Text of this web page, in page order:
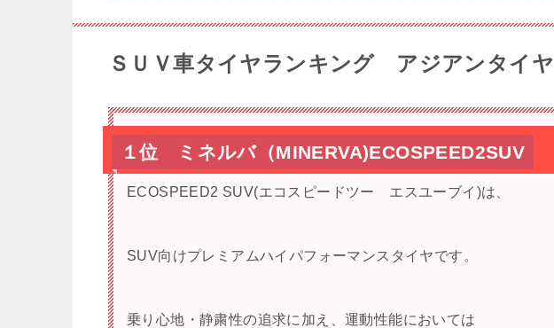
ＳＵＶ車タイヤランキング アジアンタイヤ
１位 ミネルバ（MINERVA)ECOSPEED2SUV
ECOSPEED2 SUV(エコスピードツー エスユーブイ)は、
SUV向けプレミアムハイパフォーマンスタイヤです。
乗り心地・静粛性の追求に加え、運動性能においては